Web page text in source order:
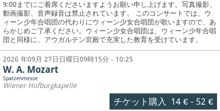
9:00までにご着席くださいますようお願い申し上げます。写真撮影、
動画撮影、音声録音は禁止されています。 このコンサートでは、ウ
ィーン少年合唱団の代わりにウィーン少女合唱団が歌いますので、あ
らかじめご了承ください。ウィーン少女合唱団は、ウィーン少年合唱
団と同様に、アウガルテン宮殿で充実した教育を受けています。
2026 年09月 27日日曜日09時15分 - 10:25
W. A. Mozart
Spatzenmesse
Wiener Hofburgkapelle
チケット購入 14 €- 52 €